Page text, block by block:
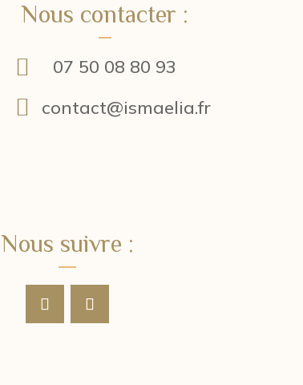
Nous contacter :
 07 50 08 80 93
 contact@ismaelia.fr
Nous suivre :